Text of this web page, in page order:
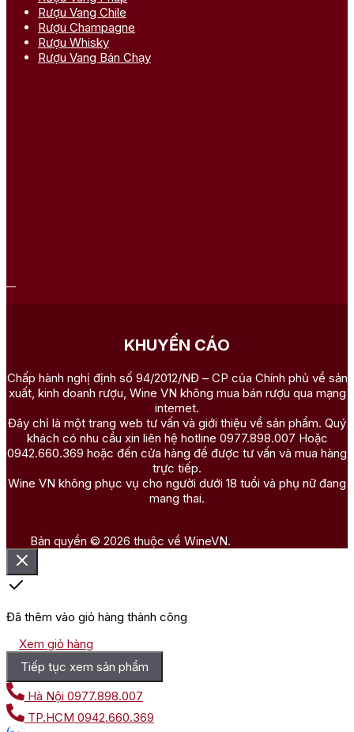
Rượu Vang Chile
Rượu Champagne
Rượu Whisky
Rượu Vang Bán Chạy
KHUYẾN CÁO
Chấp hành nghị định số 94/2012/NĐ – CP của Chính phủ về sản
xuất, kinh doanh rượu, Wine VN không mua bán rượu qua mạng
internet.
Đây chỉ là một trang web tư vấn và giới thiệu về sản phẩm. Quý
khách có nhu cầu xin liên hệ hotline 0977.898.007 Hoặc
0942.660.369 hoặc đến cửa hàng để được tư vấn và mua hàng
trực tiếp.
Wine VN không phục vụ cho người dưới 18 tuổi và phụ nữ đang
mang thai.
Bản quyền © 2026 thuộc về WineVN.
Đã thêm vào giỏ hàng thành công
Xem giỏ hàng
Tiếp tục xem sản phẩm
Hà Nội 0977.898.007
TP.HCM 0942.660.369